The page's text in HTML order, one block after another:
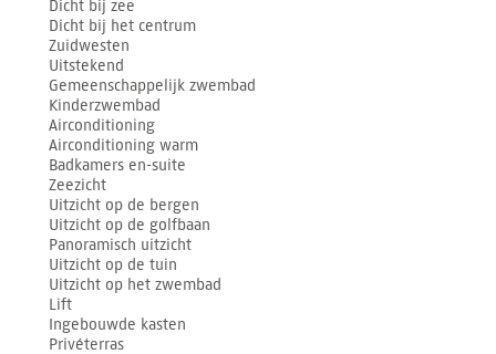
Dicht bij zee
Dicht bij het centrum
Zuidwesten
Uitstekend
Gemeenschappelijk zwembad
Kinderzwembad
Airconditioning
Airconditioning warm
Badkamers en-suite
Zeezicht
Uitzicht op de bergen
Uitzicht op de golfbaan
Panoramisch uitzicht
Uitzicht op de tuin
Uitzicht op het zwembad
Lift
Ingebouwde kasten
Privéterras